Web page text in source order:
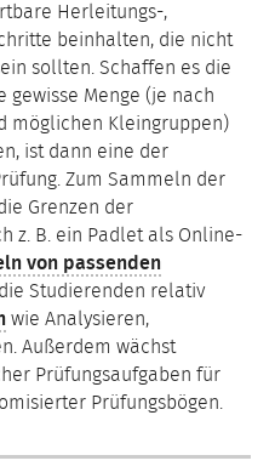
Herleitungs-,
beinhalten, die nicht
sollten. Schaffen es die
Menge (je nach
möglichen Kleingruppen)
ist dann eine der
Zum Sammeln der
Grenzen der
z. B. ein Padlet als Online-
von passenden
Studierenden relativ
wie Analysieren,
Außerdem wächst
Prüfungsaufgaben für
Prüfungsbögen.